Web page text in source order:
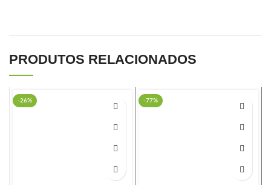
PRODUTOS RELACIONADOS
-26% -77%